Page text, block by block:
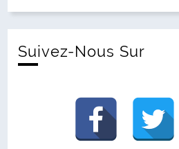
Suivez-Nous Sur